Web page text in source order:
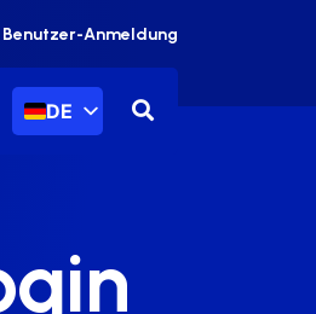
Benutzer-Anmeldung
DE